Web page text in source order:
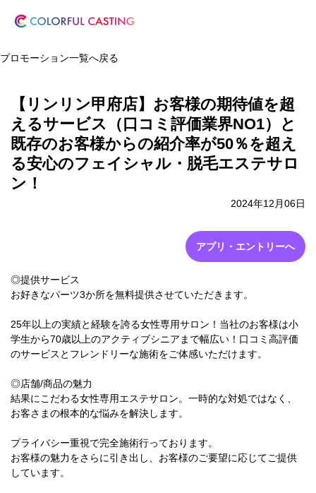
プロモーション一覧へ戻る
【リンリン甲府店】お客様の期待値を超
えるサービス（口コミ評価業界NO1）と
既存のお客様からの紹介率が50％を超え
る安心のフェイシャル・脱毛エステサロ
ン！
2024年12月06日
アプリ・エントリーへ
◎提供サービス
お好きなパーツ3か所を無料提供させていただきます。
25年以上の実績と経験を誇る女性専用サロン！当社のお客様は小
学生から70歳以上のアクティブシニアまで幅広い！口コミ高評価
のサービスとフレンドリーな施術をご体感いただけます。
◎店舗/商品の魅力
結果にこだわる女性専用エステサロン。一時的な対処ではなく、
お客さまの根本的な悩みを解決します。
プライバシー重視で完全施術行っております。
お客様の魅力をさらに引き出し、お客様のご要望に応じてご提供
しています。